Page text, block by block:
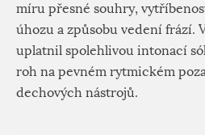
míru přesné souhry,
úhozu a způsobu vedení frází.
uplatnil spolehlivou intonací
roh na pevném rytmickém
dechových nástrojů.